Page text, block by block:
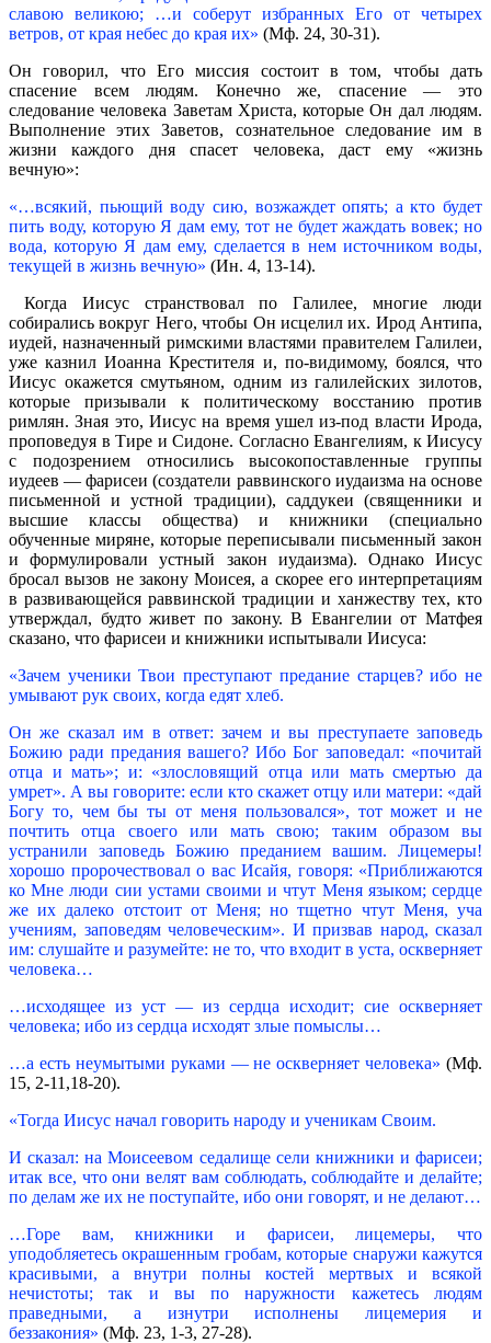
славою великою; …и соберут избранных Его от четырех
ветров, от края небес до края их» (Мф. 24, 30-31).
Он говорил, что Его миссия состоит в том, чтобы дать
спасение всем людям. Конечно же, спасение — это
следование человека Заветам Христа, которые Он дал людям.
Выполнение этих Заветов, сознательное следование им в
жизни каждого дня спасет человека, даст ему «жизнь
вечную»:
«…всякий, пьющий воду сию, возжаждет опять; а кто будет
пить воду, которую Я дам ему, тот не будет жаждать вовек; но
вода, которую Я дам ему, сделается в нем источником воды,
текущей в жизнь вечную» (Ин. 4, 13-14).
Когда Иисус странствовал по Галилее, многие люди
собирались вокруг Него, чтобы Он исцелил их. Ирод Антипа,
иудей, назначенный римскими властями правителем Галилеи,
уже казнил Иоанна Крестителя и, по-видимому, боялся, что
Иисус окажется смутьяном, одним из галилейских зилотов,
которые призывали к политическому восстанию против
римлян. Зная это, Иисус на время ушел из-под власти Ирода,
проповедуя в Тире и Сидоне. Согласно Евангелиям, к Иисусу
с подозрением относились высокопоставленные группы
иудеев — фарисеи (создатели раввинского иудаизма на основе
письменной и устной традиции), саддукеи (священники и
высшие классы общества) и книжники (специально
обученные миряне, которые переписывали письменный закон
и формулировали устный закон иудаизма). Однако Иисус
бросал вызов не закону Моисея, а скорее его интерпретациям
в развивающейся раввинской традиции и ханжеству тех, кто
утверждал, будто живет по закону. В Евангелии от Матфея
сказано, что фарисеи и книжники испытывали Иисуса:
«Зачем ученики Твои преступают предание старцев? ибо не
умывают рук своих, когда едят хлеб.
Он же сказал им в ответ: зачем и вы преступаете заповедь
Божию ради предания вашего? Ибо Бог заповедал: «почитай
отца и мать»; и: «злословящий отца или мать смертью да
умрет». А вы говорите: если кто скажет отцу или матери: «дай
Богу то, чем бы ты от меня пользовался», тот может и не
почтить отца своего или мать свою; таким образом вы
устранили заповедь Божию преданием вашим. Лицемеры!
хорошо пророчествовал о вас Исайя, говоря: «Приближаются
ко Мне люди сии устами своими и чтут Меня языком; сердце
же их далеко отстоит от Меня; но тщетно чтут Меня, уча
учениям, заповедям человеческим». И призвав народ, сказал
им: слушайте и разумейте: не то, что входит в уста, оскверняет
человека…
…исходящее из уст — из сердца исходит; сие оскверняет
человека; ибо из сердца исходят злые помыслы…
…а есть неумытыми руками — не оскверняет человека» (Мф.
15, 2-11,18-20).
«Тогда Иисус начал говорить народу и ученикам Своим.
И сказал: на Моисеевом седалище сели книжники и фарисеи;
итак все, что они велят вам соблюдать, соблюдайте и делайте;
по делам же их не поступайте, ибо они говорят, и не делают…
…Горе вам, книжники и фарисеи, лицемеры, что
уподобляетесь окрашенным гробам, которые снаружи кажутся
красивыми, а внутри полны костей мертвых и всякой
нечистоты; так и вы по наружности кажетесь людям
праведными, а изнутри исполнены лицемерия и
беззакония» (Мф. 23, 1-3, 27-28).